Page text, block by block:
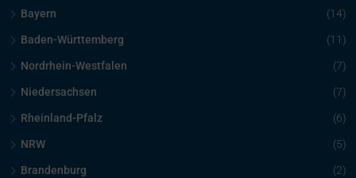
Bayern (14)
Baden-Württemberg (11)
Nordrhein-Westfalen (7)
Niedersachsen (7)
Rheinland-Pfalz (6)
NRW (5)
Brandenburg (2)